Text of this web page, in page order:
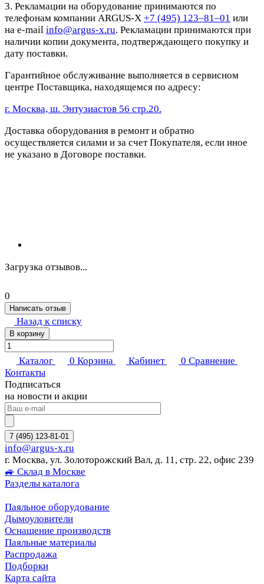
3. Рекламации на оборудование принимаются по
телефонам компании ARGUS-X +7 (495) 123–81–01 или
на e-mail info@argus-x.ru. Рекламации принимаются при
наличии копии документа, подтверждающего покупку и
дату поставки.
Гарантийное обслуживание выполняется в сервисном
центре Поставщика, находящемся по адресу:
г. Москва, ш. Энтузиастов 56 стр.20.
Доставка оборудования в ремонт и обратно
осуществляется силами и за счет Покупателя, если иное
не указано в Договоре поставки.
Загрузка отзывов...
0
Написать отзыв
Назад к списку
В корзину
Каталог 0 Корзина Кабинет 0 Сравнение
Контакты
Подписаться
на новости и акции
7 (495) 123-81-01
info@argus-x.ru
г. Москва, ул. Золоторожский Вал, д. 11, стр. 22, офис 239
🚙 Склад в Москве
Разделы каталога
Паяльное оборудование
Дымоуловители
Оснащение производств
Паяльные материалы
Распродажа
Подборки
Карта сайта